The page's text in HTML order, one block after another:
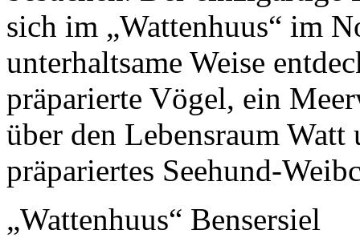
sich im „Wattenhuus“ im
unterhaltsame Weise
präparierte Vögel, ein
über den Lebensraum
präpariertes Seehund-
„Wattenhuus“ Bensersiel